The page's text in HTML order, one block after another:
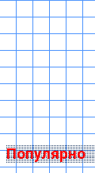
Популярно